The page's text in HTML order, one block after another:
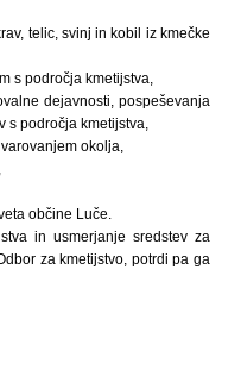
telic, svinj in kobil iz kmečke
s področja kmetijstva,
dejavnosti, pospeševanja
s področja kmetijstva,
okolja,
občine Luče.
in usmerjanje sredstev za
za kmetijstvo, potrdi pa ga